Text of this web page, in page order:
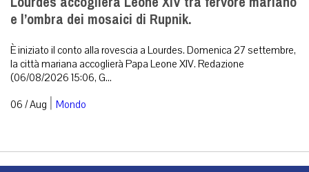
e l’ombra dei mosaici di Rupnik.
È iniziato il conto alla rovescia a Lourdes. Domenica 27 settembre,
la città mariana accoglierà Papa Leone XIV. Redazione
(06/08/2026 15:06, G...
06 / Aug | Mondo